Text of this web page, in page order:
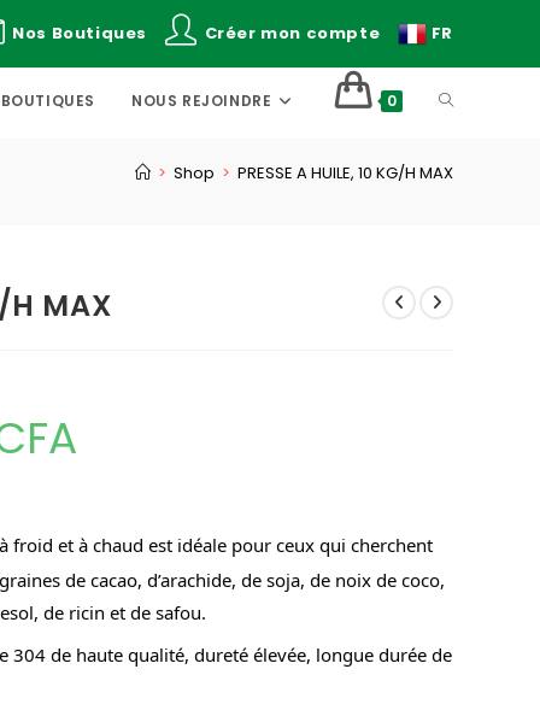
Nos Boutiques Créer mon compte FR
NOUS REJOINDRE 0 TOGGLE
WEBSITE
> Shop > PRESSE A HUILE, 10 KG/H MAX
H MAX
froid et à chaud est idéale pour ceux qui cherchent
de cacao, d’arachide, de soja, de noix de coco,
de ricin et de safou.
304 de haute qualité, dureté élevée, longue durée de